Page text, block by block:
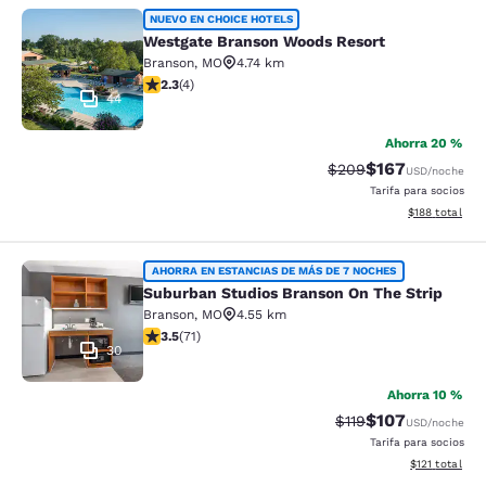
Westgate Branson Woods Resort
44
NUEVO EN CHOICE HOTELS
Westgate Branson Woods Resort
Branson, MO
4.74 km
calificación de 2.25 estrellas. Feria. 4 reseñas
2.3(4)
Ahorra 20 %
Precio tachado:
$209Precio con
$167USD/noche
Tarifa para socios
Ver detalles
$188 total
Suburban Studios Branson On The
30
AHORRA EN ESTANCIAS DE MÁS DE 7 NOCHES
Suburban Studios Branson On The Strip
Branson, MO
4.55 km
calificación de 3.52 estrellas. Bueno. 71 reseñas
3.5(71)
Ahorra 10 %
Precio tachado:
$119Precio con
$107USD/noche
Tarifa para socios
Ver detalles
$121 total